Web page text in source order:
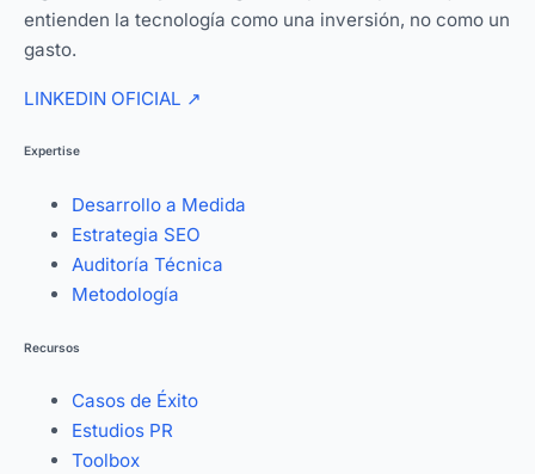
entienden la tecnología como una inversión, no como un
gasto.
LINKEDIN OFICIAL ↗
Expertise
Desarrollo a Medida
Estrategia SEO
Auditoría Técnica
Metodología
Recursos
Casos de Éxito
Estudios PR
Toolbox